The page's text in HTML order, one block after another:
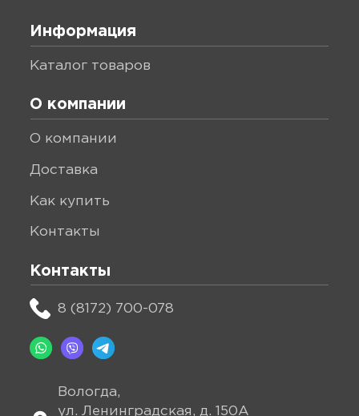
Информация
каталог товаров
О компании
о компании
доставка
как купить
контакты
Контакты
8 (8172) 700-078
Вологда,
ул. Ленинградская, д. 150А